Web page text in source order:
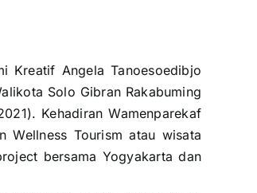
Kreatif Angela Tanoesoedibjo
Solo Gibran Rakabuming
Kehadiran Wamenparekaf
Wellness Tourism atau wisata
bersama Yogyakarta dan